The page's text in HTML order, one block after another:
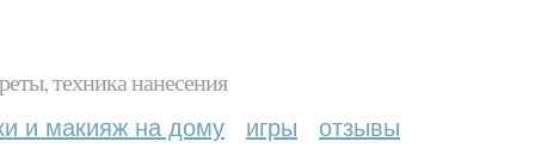
техника нанесения
и макияж на дому игры отзывы